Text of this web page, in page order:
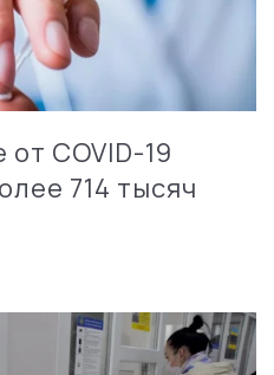
COVID-19
714 тысяч